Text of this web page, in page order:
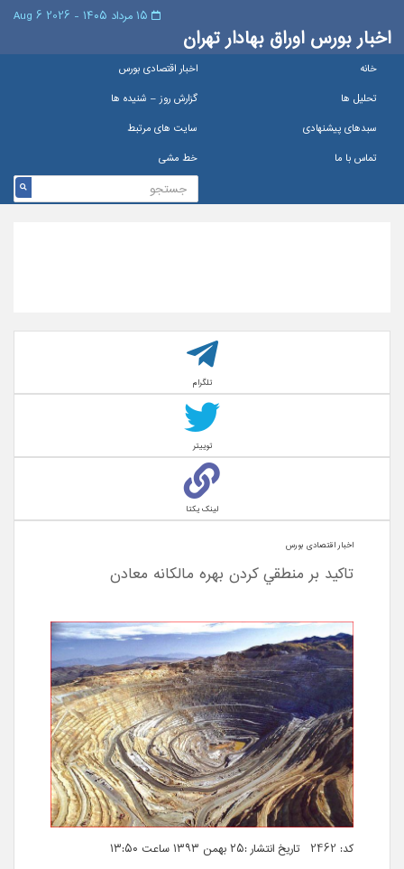
اخبار بورس اوراق بهادار تهران
خانه
اخبار اقتصادی بورس
تحلیل ها
گزارش روز – شنيده ها
سبدهای پیشنهادی
سایت های مرتبط
تماس با ما
خط مشی
تلگرام
توییتر
لینک یکتا
اخبار اقتصادی بورس
تاکيد بر منطقي کردن بهره مالکانه معادن
کد: 2462 تاریخ انتشار :۲۵ بهمن ۱۳۹۳ ساعت ۱۳:۵۰